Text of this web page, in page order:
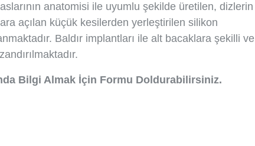
anatomisi ile uyumlu şekilde üretilen, dizlerin
açılan küçük kesilerden yerleştirilen silikon
Baldır implantları ile alt bacaklara şekilli ve
Bilgi Almak İçin Formu Doldurabilirsiniz.